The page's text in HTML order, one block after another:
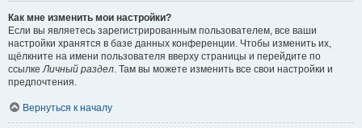
Как мне изменить мои настройки?
Если вы являетесь зарегистрированным пользователем, все ваши
настройки хранятся в базе данных конференции. Чтобы изменить их,
щёлкните на имени пользователя вверху страницы и перейдите по
ссылкеЛичный раздел. Там вы можете изменить все свои настройки и
предпочтения.
Вернуться к началу